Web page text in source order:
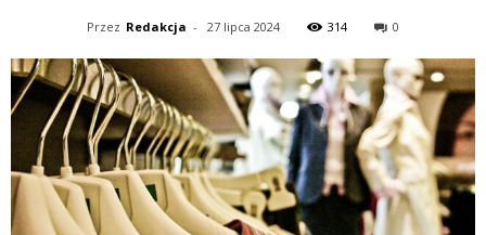
Przez Redakcja - 27 lipca 2024 314 0